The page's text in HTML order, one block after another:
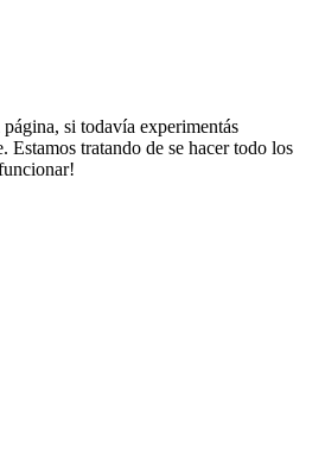
si todavía experimentás
Estamos tratando de se hacer todo los